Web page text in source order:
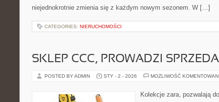
niejednokrotnie zmienia się z każdym nowym sezonem. W […]
CATEGORIES: NIERUCHOMOŚCI
SKLEP CCC, PROWADZI
POSTED BY ADMIN STY - 2 - 2026 MOŻLIWOŚĆ
Kolekcje zara, pozwalają